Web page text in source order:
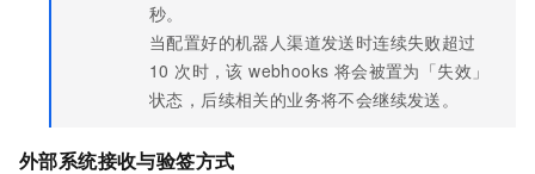
秒。
当配置好的机器人渠道发送时连续失败超过
10 次时，该 webhooks 将会被置为「失效」
状态，后续相关的业务将不会继续发送。
外部系统接收与验签方式